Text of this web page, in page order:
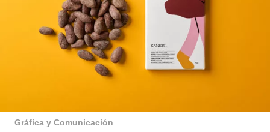
Gráfica y Comunicación